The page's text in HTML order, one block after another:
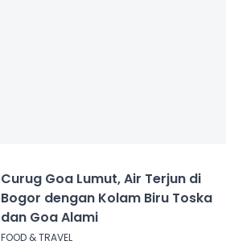
Curug Goa Lumut, Air Terjun di
Bogor dengan Kolam Biru Toska
dan Goa Alami
FOOD & TRAVEL